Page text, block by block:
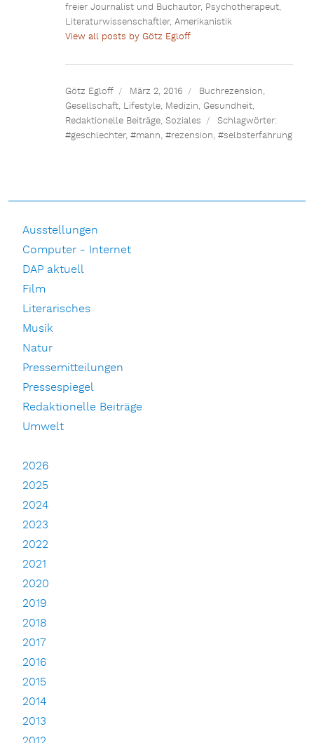
freier Journalist und Buchautor, Psychotherapeut,
Literaturwissenschaftler, Amerikanistik
View all posts by Götz Egloff
Götz Egloff März 2, 2016 Buchrezension,
Gesellschaft, Lifestyle, Medizin, Gesundheit,
Redaktionelle Beiträge, Soziales
Schlagwörter:
#geschlechter,#mann,#rezension,#selbsterfahrung
Ausstellungen
Computer - Internet
DAP aktuell
Film
Literarisches
Musik
Natur
Pressemitteilungen
Pressespiegel
Redaktionelle Beiträge
Umwelt
2026
2025
2024
2023
2022
2021
2020
2019
2018
2017
2016
2015
2014
2013